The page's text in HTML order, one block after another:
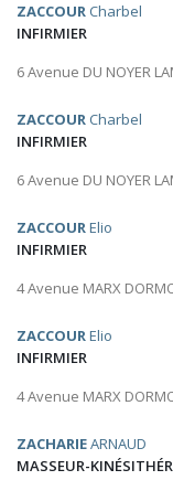
ZACCOUR Charbel
INFIRMIER
6 Avenue DU NOYER
ZACCOUR Charbel
INFIRMIER
6 Avenue DU NOYER
ZACCOURElio
INFIRMIER
4 Avenue MARX
ZACCOURElio
INFIRMIER
4 Avenue MARX
ZACHARIEARNAUD
MASSEUR-